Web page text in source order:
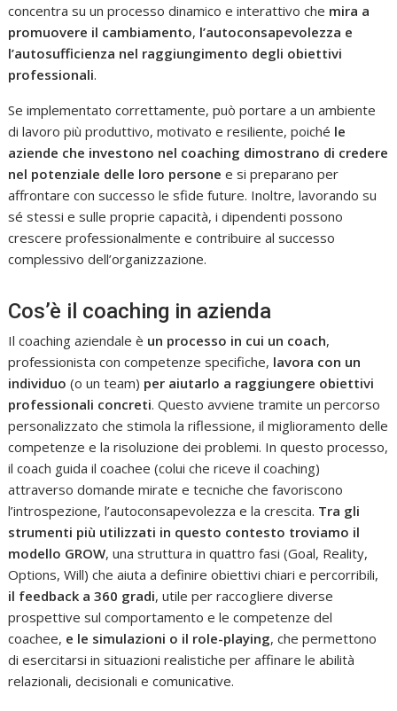
concentra su un processo dinamico e interattivo che mira a
promuovere il cambiamento, l’autoconsapevolezza e
l’autosufficienza nel raggiungimento degli obiettivi
professionali.
Se implementato correttamente, può portare a un ambiente
di lavoro più produttivo, motivato e resiliente, poiché le
aziende che investono nel coaching dimostrano di credere
nel potenziale delle loro personee si preparano per
affrontare con successo le sfide future. Inoltre, lavorando su
sé stessi e sulle proprie capacità, i dipendenti possono
crescere professionalmente e contribuire al successo
complessivo dell’organizzazione.
Cos’è il coaching in azienda
Il coaching aziendale è un processo in cui un coach,
professionista con competenze specifiche, lavora con un
individuo (o un team) per aiutarlo a raggiungere obiettivi
professionali concreti. Questo avviene tramite un percorso
personalizzato che stimola la riflessione, il miglioramento delle
competenze e la risoluzione dei problemi. In questo processo,
il coach guida il coachee (colui che riceve il coaching)
attraverso domande mirate e tecniche che favoriscono
l’introspezione, l’autoconsapevolezza e la crescita. Tra gli
strumenti più utilizzati in questo contesto troviamo il
modello GROW, una struttura in quattro fasi (Goal, Reality,
Options, Will) che aiuta a definire obiettivi chiari e percorribili,
il feedback a 360 gradi, utile per raccogliere diverse
prospettive sul comportamento e le competenze del
coachee, e le simulazioni o il role-playing, che permettono
di esercitarsi in situazioni realistiche per affinare le abilità
relazionali, decisionali e comunicative.